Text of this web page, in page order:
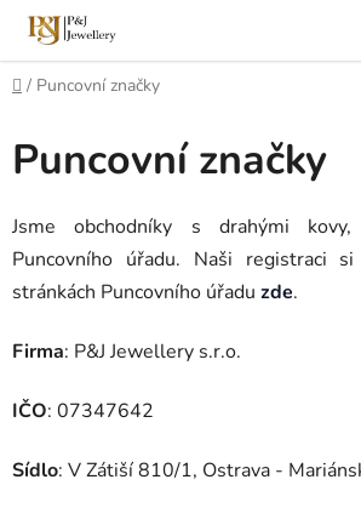
Přejít
obsah
Domů
/ Puncovní značky
Puncovní značky
Jsme obchodníky s drahými
Puncovního úřadu. Naši registraci
stránkách Puncovního úřadu zde.
Firma: P&J Jewellery s.r.o.
IČO: 07347642
Sídlo: V Zátiší 810/1, Ostrava -